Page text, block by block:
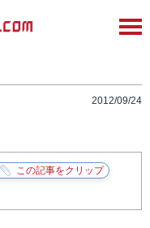
2012/09/24